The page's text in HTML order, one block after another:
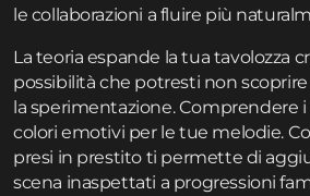
le collaborazioni a fluire più
La teoria espande la tua tavolozza
possibilità che potresti non
la sperimentazione. Comprendere
colori emotivi per le tue melodie.
presi in prestito ti permette di
scena inaspettati a progressioni